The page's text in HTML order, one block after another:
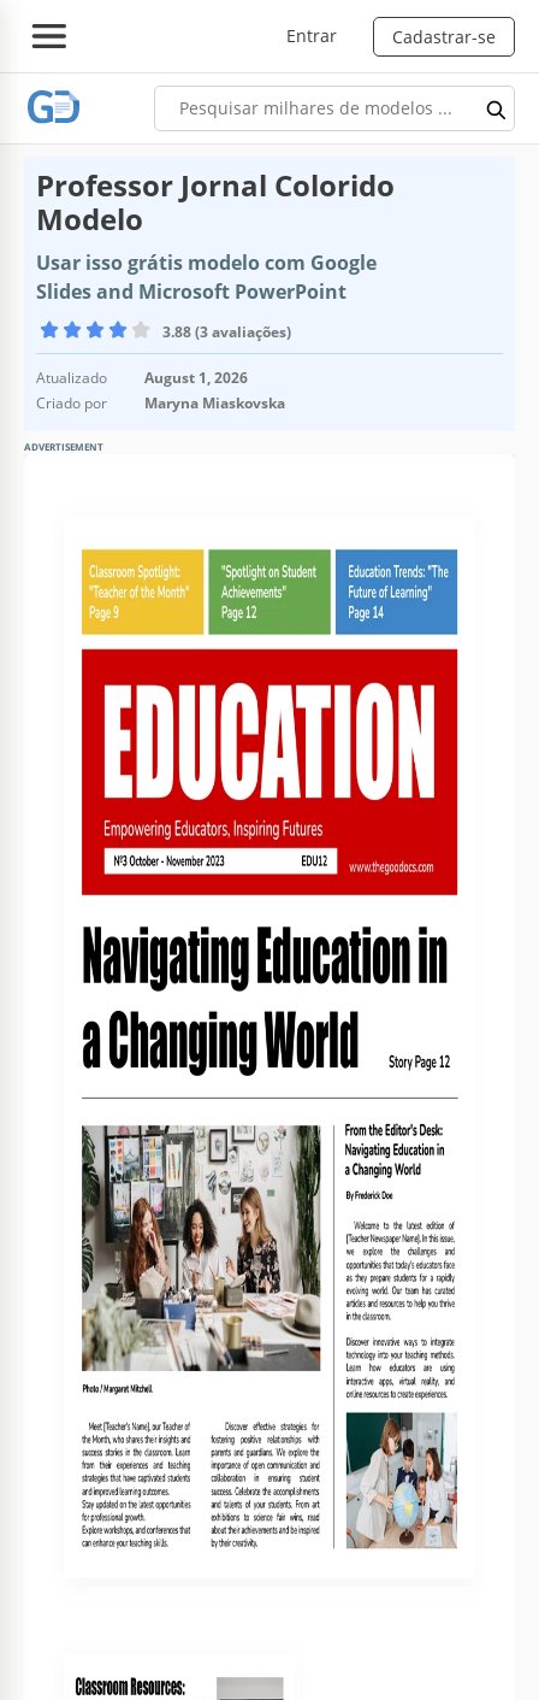
Entrar Cadastrar-se
Professor Jornal Colorido
Modelo
Usar isso grátis modelo com Google
Slides and Microsoft PowerPoint
3.88 (3 avaliações)
Atualizado
August 1, 2026
Criado por
Maryna Miaskovska
ADVERTISEMENT